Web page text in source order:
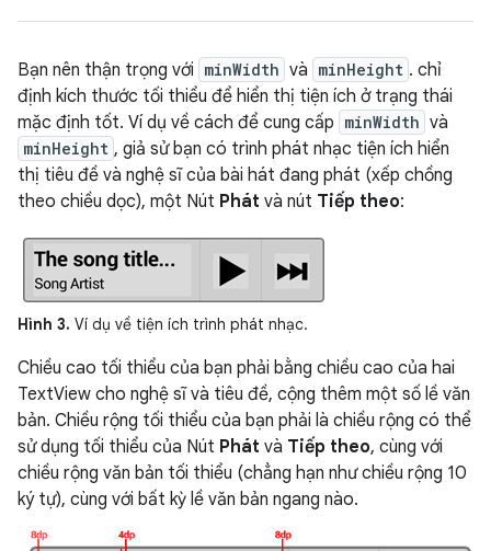
Bạn nên thận trọng với minWidth và minHeight . chỉ
định kích thước tối thiểu để hiển thị tiện ích ở trạng thái
mặc định tốt. Ví dụ về cách để cung cấp minWidth và
minHeight , giả sử bạn có trình phát nhạc tiện ích hiển
thị tiêu đề và nghệ sĩ của bài hát đang phát (xếp chồng
theo chiều dọc), một Nút Phát và nút Tiếp theo:
Hình 3. Ví dụ về tiện ích trình phát nhạc.
Chiều cao tối thiểu của bạn phải bằng chiều cao của hai
TextView cho nghệ sĩ và tiêu đề, cộng thêm một số lề văn
bản. Chiều rộng tối thiểu của bạn phải là chiều rộng có thể
sử dụng tối thiểu của Nút Phát và Tiếp theo, cùng với
chiều rộng văn bản tối thiểu (chẳng hạn như chiều rộng 10
ký tự), cùng với bất kỳ lề văn bản ngang nào.